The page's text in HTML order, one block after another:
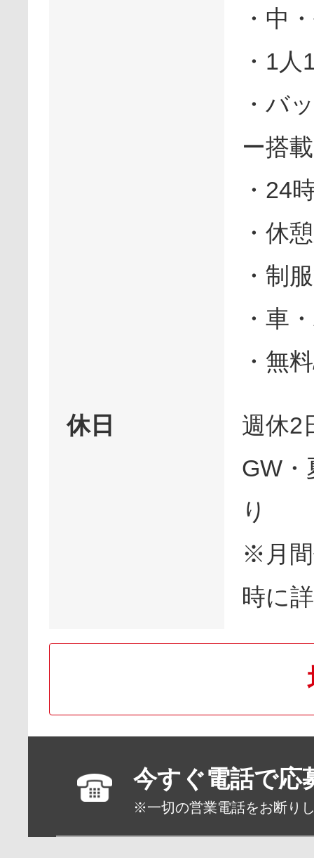
・中
・1
・バ
ー搭載
・24
・休
・制
・車
・無
休日
週休2
GW・
り
※月間
時に
今すぐ電話で応
※一切の営業電話をお断り